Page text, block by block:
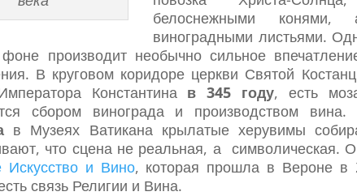
белоснежными
виноградными листьями.
производит необычно сильное
В круговом коридоре церкви Святой
Константина в 345 году, есть
сбором винограда и производством
в Музеях Ватикана крылатые херувимы
что сцена не реальная, а символическая.
Искусство и Вино, которая прошла в Вероне в
связь Религии и Вина.